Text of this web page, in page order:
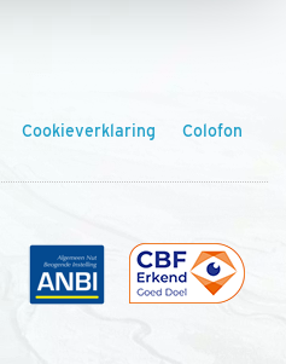
Cookieverklaring Colofon